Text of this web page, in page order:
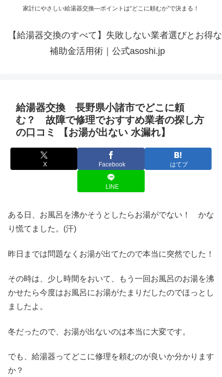
家計にやさしい給湯器交換—ポイントは“どこに頼むか”で決まる！
【給湯器交換のすべて】失敗しない業者選びとお得な
補助金活用術｜公式asoshi.jp
給湯器交換 長野県小諸市でどこに頼
む？ 故障で修理でおすすめ業者の探し方
の口コミ 【お湯が出ない 水漏れ】
X Facebook はてブ
LINE
ある日、お風呂を沸かそうとしたらお湯がでない！ かな
り慌てました。(汗)
昨日までは問題なくお湯が出てたので本当に突然でした！
その時は、少し時間をおいて、もう一回お風呂のお湯を沸
かせたら今度はお風呂にお湯がたまりだしたのでほっとし
ましたよ。
冬だったので、お湯が出ないのは本当に大変です。
でも、給湯器ってどこに修理を頼むのが良いか分かります
か？